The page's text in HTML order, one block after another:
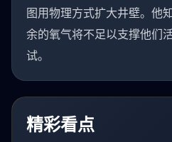
图用物理方式扩大井壁。他
余的氧气将不足以支撑他们
试。
精彩看点